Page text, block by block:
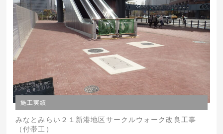
施工実績
みなとみらい２１新港地区サークルウォーク改良工事
（付帯工）